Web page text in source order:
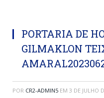
PORTARIA DE
GILMAKLON
POR CR2-ADMIN5 EM 3 DE JULHO